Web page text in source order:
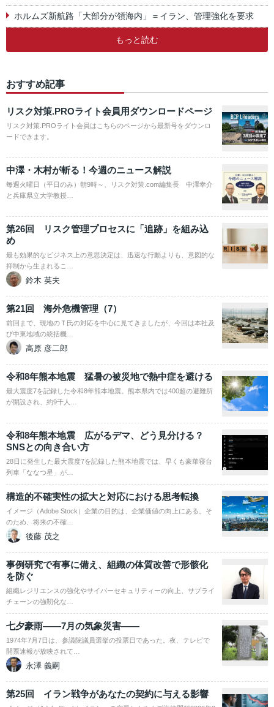
ホルムズ新航路「大部分が領海内」＝イラン、管理強化を要求
もっと読む
おすすめ記事
リスク対策.PROライト会員用ダウンロードページ
リスク対策.PROライト会員はこちらのページから最新号をダウンロ
ードできます。
中澤・木村が斬る！今週のニュース解説
毎週火曜日（平日のみ）朝9時～、リスク対策.com編集長 中澤幸介
と兵庫県立大学教授…
第26回 リスク管理プロセスに「追跡」を組み込
め
最も効果的なビジネス上の意思決定は、迅速な行動よりも、意図的な
抑制から生まれるこ…
鈴木 英夫
第21回 海外危機管理（7）
前回まで、現地のＴ氏の対応を中心に見てきましたが、今回は本社及
び中東地域の統括機…
高原 彦二郎
令和8年熊本地震 猛暑の被災地で熱中症を避ける
最大震度7を記録した令和8年熊本地震。熊本県内では400超の避難所
が開設され、約9千人…
令和8年熊本地震 広がるデマ、どう見分ける？
SNSとの向き合い方
28日に発生した最大震度7を記録した熊本地震では、早くも豪華寝台
列車「ななつ星」が…
構造的不確実性の拡大と対応における思考転換
イメージ（Adobe Stock）企業の目的は、企業価値の向上にある。そ
のため、将来の不確…
後藤 茂之
事例研究で有事に備え、組織の体質改善で形骸化
を防ぐ
組織レジリエンスの強化やサイバーセキュリティーの向上、サプライ
チェーンの強靭化な…
七夕豪雨――7月の気象災害――
1974年7月7日は、参議院議員選挙の投票日であった。夜、テレビで
開票速報が放映されて…
永澤 義嗣
第25回 イラン戦争があなたの契約に与える影響